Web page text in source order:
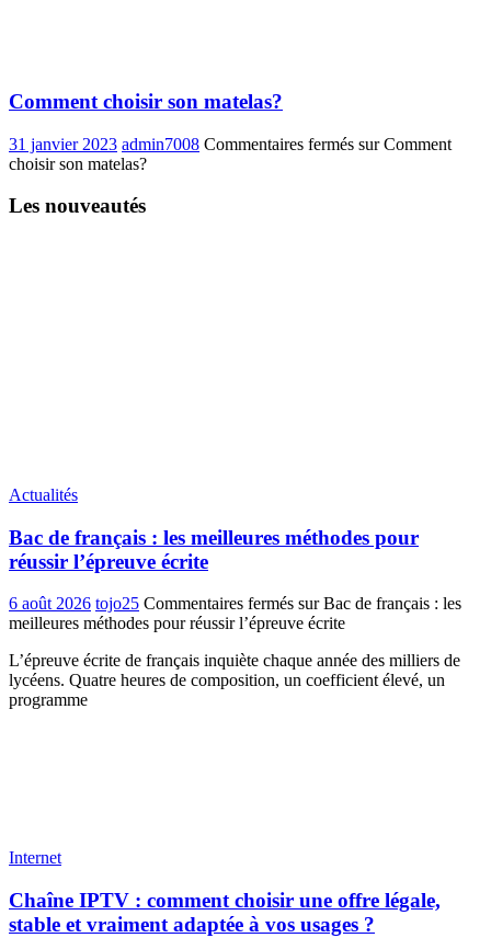
Comment choisir son matelas?
31 janvier 2023 admin7008 Commentaires fermés sur Comment
choisir son matelas?
Les nouveautés
Actualités
Bac de français : les meilleures méthodes pour
réussir l’épreuve écrite
6 août 2026 tojo25 Commentaires fermés sur Bac de français : les
meilleures méthodes pour réussir l’épreuve écrite
L’épreuve écrite de français inquiète chaque année des milliers de
lycéens. Quatre heures de composition, un coefficient élevé, un
programme
Internet
Chaîne IPTV : comment choisir une offre légale,
stable et vraiment adaptée à vos usages ?